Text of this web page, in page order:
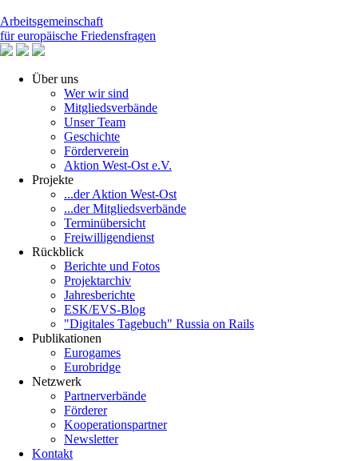
Arbeitsgemeinschaft
für europäische Friedensfragen
Über uns
Wer wir sind
Mitgliedsverbände
Unser Team
Geschichte
Förderverein
Aktion West-Ost e.V.
Projekte
...der Aktion West-Ost
...der Mitgliedsverbände
Terminübersicht
Freiwilligendienst
Rückblick
Berichte und Fotos
Projektarchiv
Jahresberichte
ESK/EVS-Blog
"Digitales Tagebuch" Russia on Rails
Publikationen
Eurogames
Eurobridge
Netzwerk
Partnerverbände
Förderer
Kooperationspartner
Newsletter
Kontakt